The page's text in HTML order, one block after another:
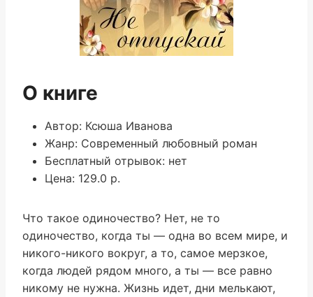
О книге
Автор: Ксюша Иванова
Жанр: Современный любовный роман
Бесплатный отрывок: нет
Цена: 129.0 р.
Что такое одиночество? Нет, не то
одиночество, когда ты — одна во всем мире, и
никого-никого вокруг, а то, самое мерзкое,
когда людей рядом много, а ты — все равно
никому не нужна. Жизнь идет, дни мелькают,